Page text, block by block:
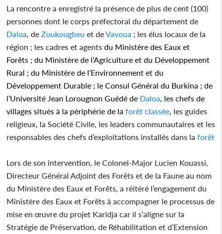
La rencontre a enregistré la présence de plus de cent (100)
personnes dont le corps préfectoral du département de
Daloa, deZoukougbeu et deVavoua ; les élus locaux de la
région ; les cadres et agentsdu Ministère des Eaux et
Forêts ; du Ministère de l’Agriculture et du Développement
Rural ; du Ministère de l’Environnement et du
Développement Durable ; le Consul Général du Burkina ; de
l’Université Jean Lorougnon Guédé de Daloa, les chefs de
villages situés à la périphérie de laforêt classée, les guides
religieux, la Société Civile, les leaders communautaires et les
responsables des chefs d’exploitations installés dans laforêt
Lors de son intervention, le Colonel-Major Lucien Kouassi,
Directeur Général Adjoint des Forêts et de la Faune au nom
du Ministère des Eaux et Forêts, a réitéré l’engagement du
Ministère des Eaux et Forêts à accompagner le processus de
mise en œuvre du projet Karidja car il s’aligne sur la
Stratégie de Préservation, de Réhabilitation et d’Extension